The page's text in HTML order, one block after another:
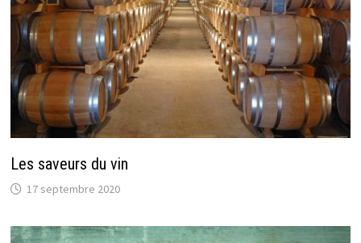
Les saveurs du vin
17 septembre 2020